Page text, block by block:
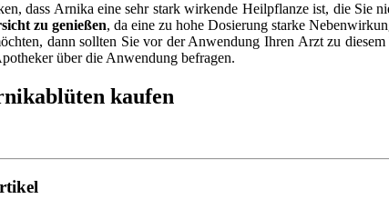
dass Arnika eine sehr stark wirkende Heilpflanze ist, die Sie
zu genießen, da eine zu hohe Dosierung starke
dann sollten Sie vor der Anwendung Ihren Arzt zu
über die Anwendung befragen.
kaufen